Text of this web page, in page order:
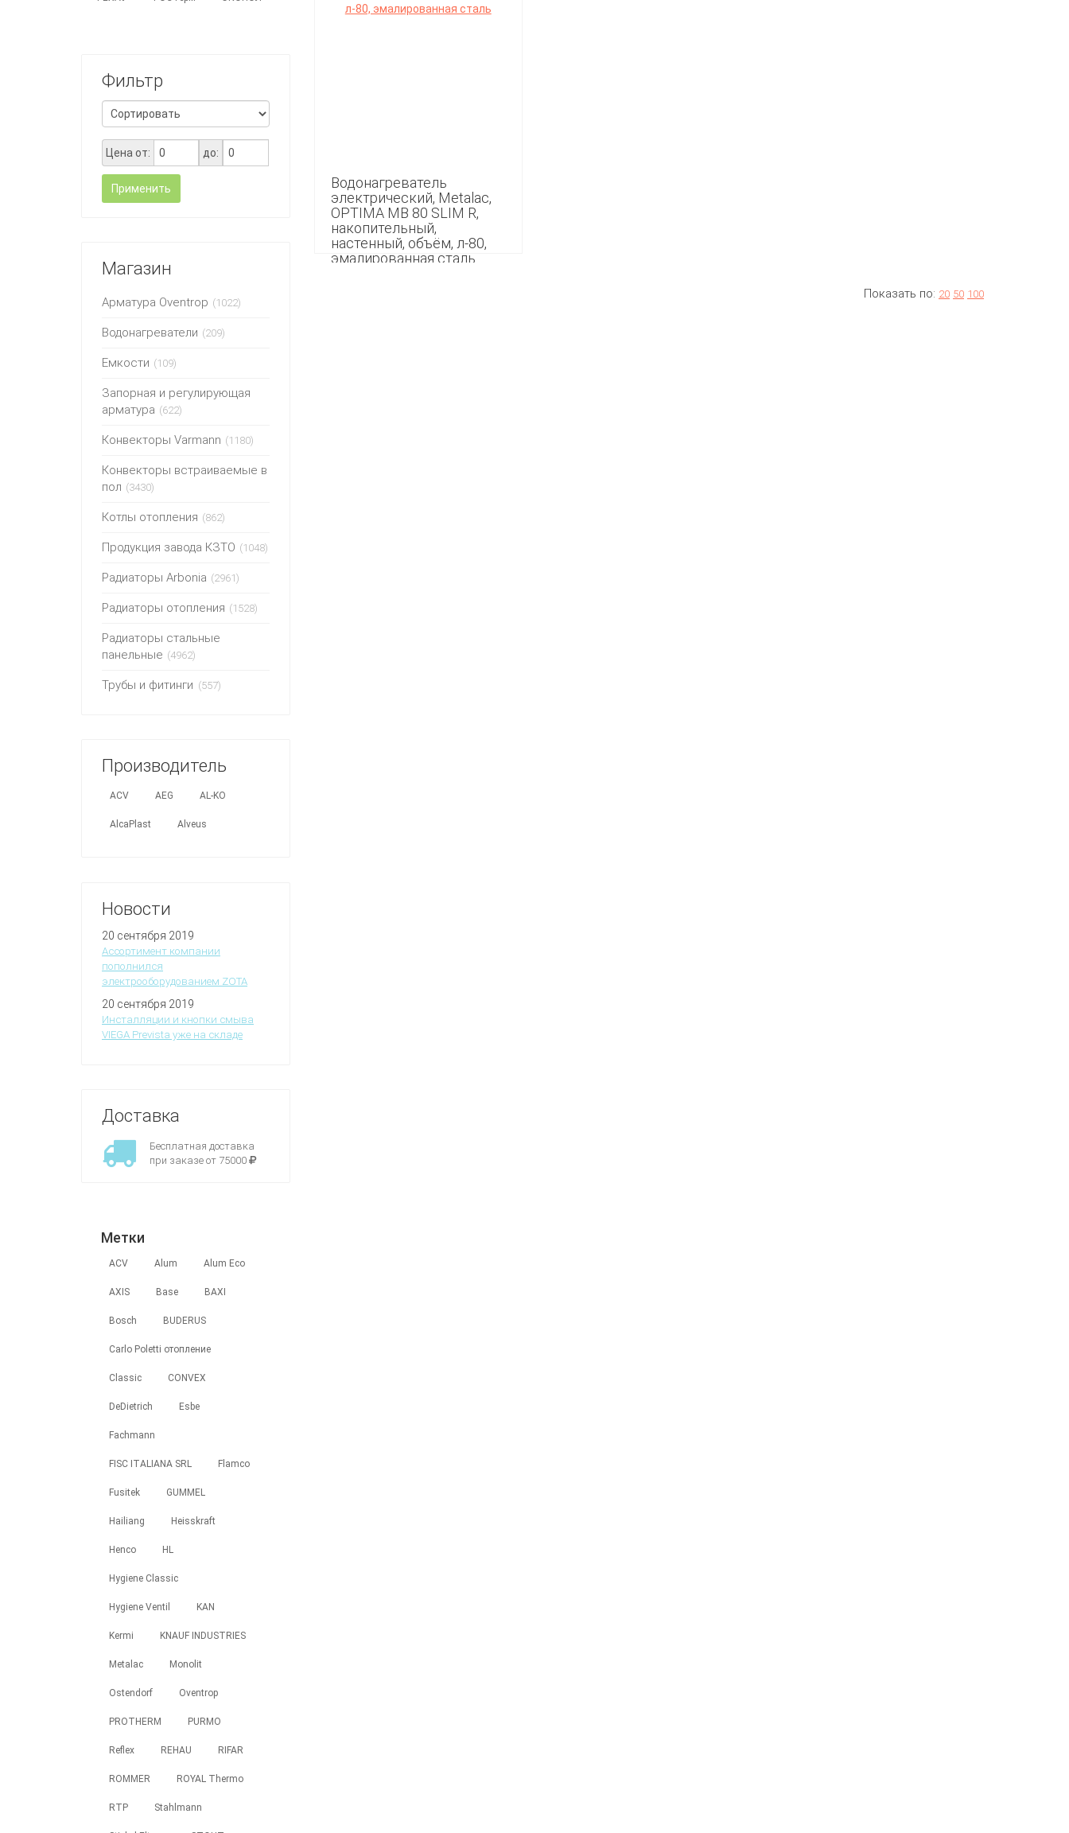
Фильтр
Цена от: до:
Применить
Магазин
Арматура Oventrop (1022)
Водонагреватели (209)
Емкости (109)
Запорная и регулирующая
арматура (622)
Конвекторы Varmann (1180)
Конвекторы встраиваемые в
пол (3430)
Котлы отопления (862)
Продукция завода КЗТО (1048)
Радиаторы Arbonia (2961)
Радиаторы отопления (1528)
Радиаторы стальные
панельные (4962)
Трубы и фитинги (557)
Производитель
ACV AEG AL-KO
AlcaPlast Alveus
Новости
20 сентября 2019
Ассортимент компании
пополнился
электрооборудованием ZOTA
20 сентября 2019
Инсталляции и кнопки смыва
VIEGA Prevista уже на складе
Доставка
Бесплатная доставка
при заказе от 75000
Метки
ACV Alum Alum Eco
AXIS Base BAXI
Bosch BUDERUS
Carlo Poletti отопление
Classic CONVEX
DeDietrich Esbe
Fachmann
FISC ITALIANA SRL Flamco
Fusitek GUMMEL
Hailiang Heisskraft
Henco HL
Hygiene Classic
Hygiene Ventil KAN
Kermi KNAUF INDUSTRIES
Metalac Monolit
Ostendorf Oventrop
PROTHERM PURMO
Reflex REHAU RIFAR
ROMMER ROYAL Thermo
RTP Stahlmann
Водонагреватель
электрический, Metalac,
ОPTIMA MB 80 SLIM R,
накопительный,
настенный, объём, л-80,
эмалированная сталь
Показать по: 20 50 100